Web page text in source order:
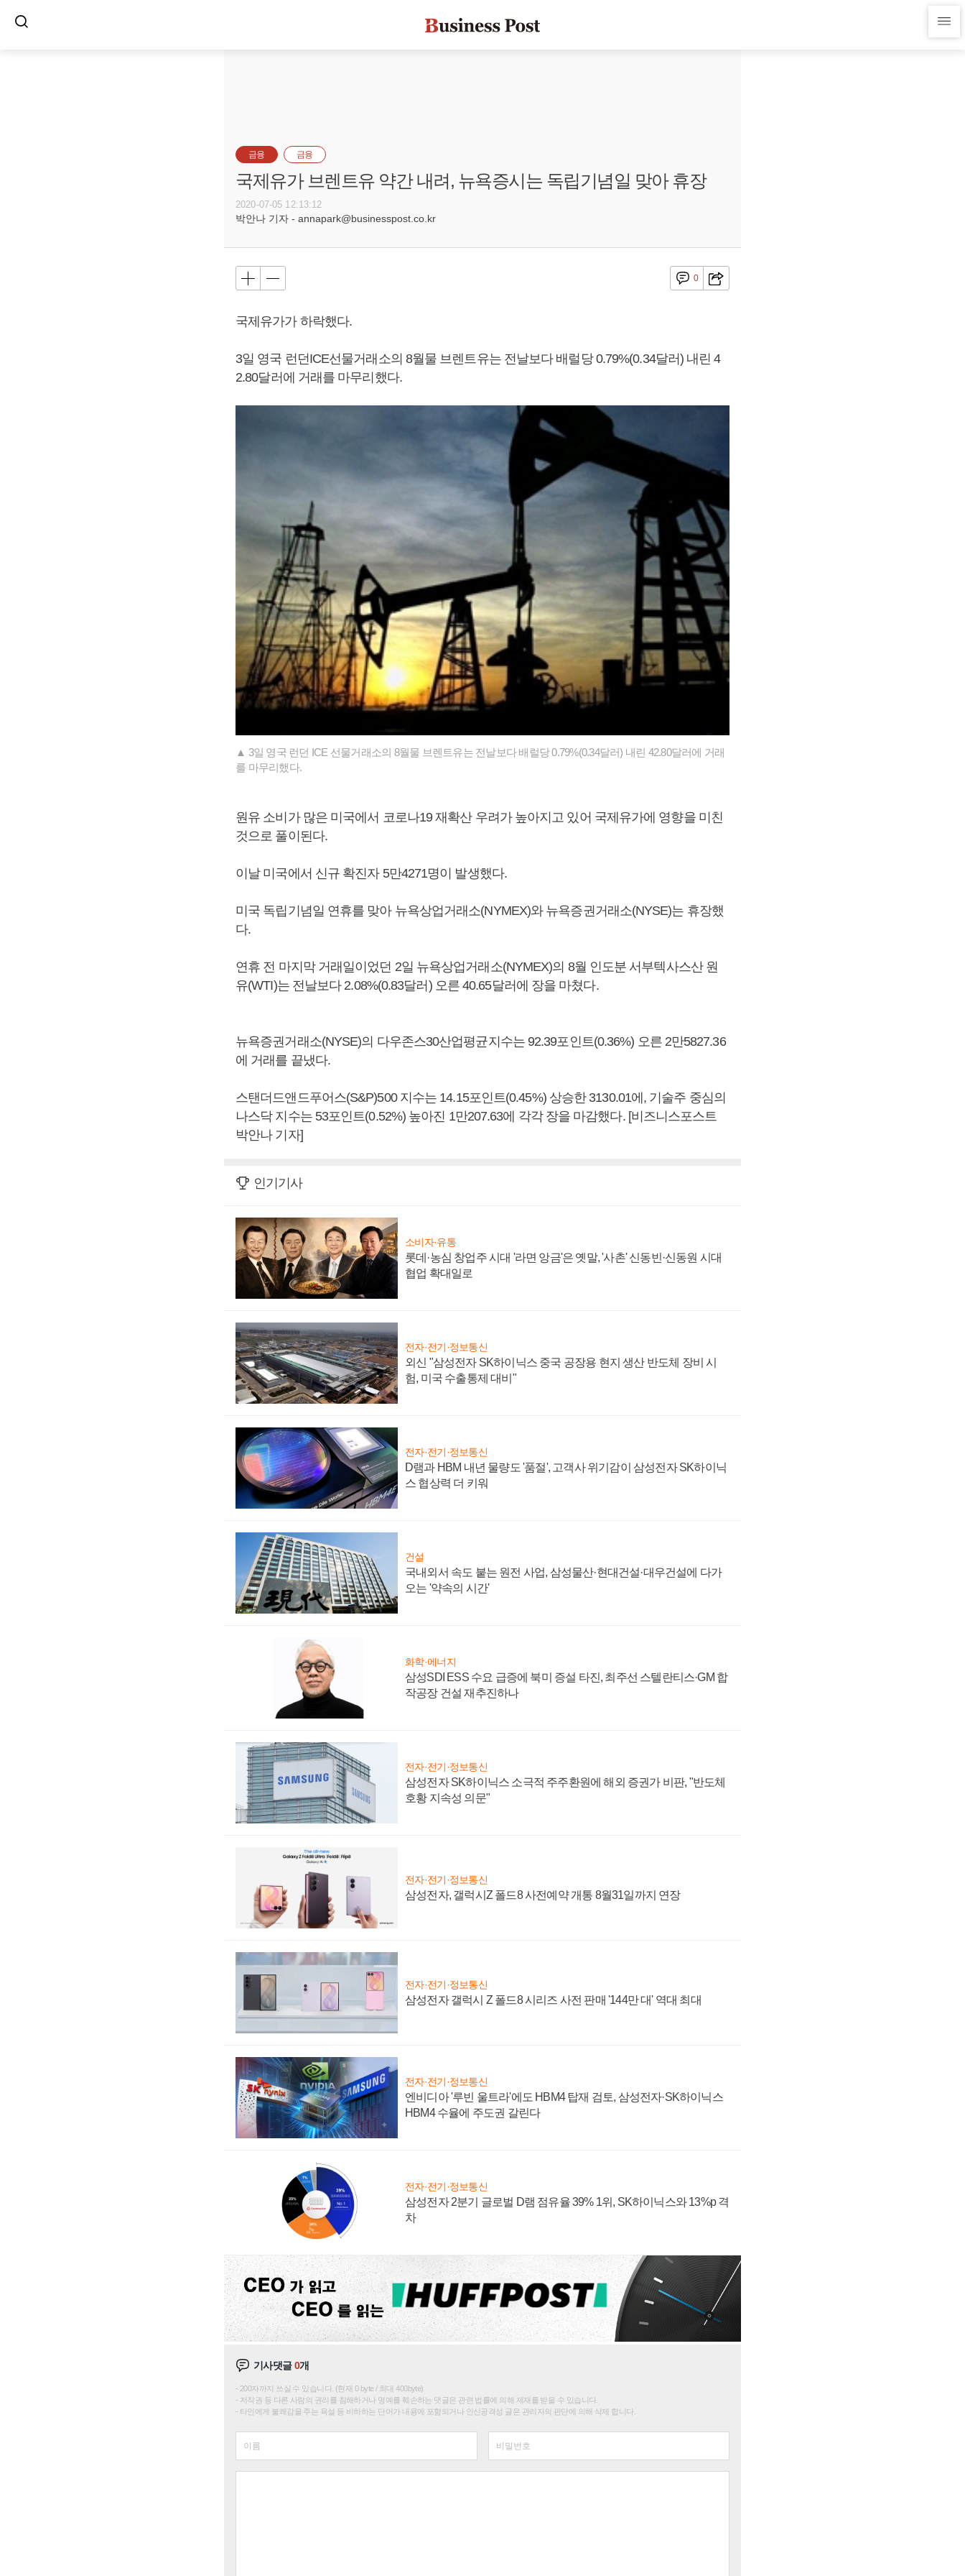
금융 금융
국제유가 브렌트유 약간 내려, 뉴욕증시는 독립기념일 맞아 휴장
2020-07-05 12:13:12
박안나 기자 - annapark@businesspost.co.kr
0
국제유가가 하락했다.
3일 영국 런던ICE선물거래소의 8월물 브렌트유는 전날보다 배럴당 0.79%(0.34달러) 내린 4
2.80달러에 거래를 마무리했다.
▲ 3일 영국 런던 ICE 선물거래소의 8월물 브렌트유는 전날보다 배럴당 0.79%(0.34달러) 내린 42.80달러에 거래
를 마무리했다.
원유 소비가 많은 미국에서 코로나19 재확산 우려가 높아지고 있어 국제유가에 영향을 미친
것으로 풀이된다.
이날 미국에서 신규 확진자 5만4271명이 발생했다.
미국 독립기념일 연휴를 맞아 뉴욕상업거래소(NYMEX)와 뉴욕증권거래소(NYSE)는 휴장했
다.
연휴 전 마지막 거래일이었던 2일 뉴욕상업거래소(NYMEX)의 8월 인도분 서부텍사스산 원
유(WTI)는 전날보다 2.08%(0.83달러) 오른 40.65달러에 장을 마쳤다.
뉴욕증권거래소(NYSE)의 다우존스30산업평균지수는 92.39포인트(0.36%) 오른 2만5827.36
에 거래를 끝냈다.
스탠더드앤드푸어스(S&P)500 지수는 14.15포인트(0.45%) 상승한 3130.01에, 기술주 중심의
나스닥 지수는 53포인트(0.52%) 높아진 1만207.63에 각각 장을 마감했다. [비즈니스포스트
박안나 기자]
인기기사
소비자·유통
롯데·농심 창업주 시대 '라면 앙금'은 옛말, '사촌' 신동빈·신동원 시대
협업 확대일로
전자·전기·정보통신
외신 "삼성전자 SK하이닉스 중국 공장용 현지 생산 반도체 장비 시
험, 미국 수출통제 대비"
전자·전기·정보통신
D램과 HBM 내년 물량도 '품절', 고객사 위기감이 삼성전자 SK하이닉
스 협상력 더 키워
건설
국내외서 속도 붙는 원전 사업, 삼성물산·현대건설·대우건설에 다가
오는 '약속의 시간'
화학·에너지
삼성SDI ESS 수요 급증에 북미 증설 타진, 최주선 스텔란티스·GM 합
작공장 건설 재추진하나
전자·전기·정보통신
삼성전자 SK하이닉스 소극적 주주환원에 해외 증권가 비판, "반도체
호황 지속성 의문"
전자·전기·정보통신
삼성전자, 갤럭시Z 폴드8 사전예약 개통 8월31일까지 연장
전자·전기·정보통신
삼성전자 갤럭시 Z 폴드8 시리즈 사전 판매 '144만 대' 역대 최대
전자·전기·정보통신
엔비디아 '루빈 울트라'에도 HBM4 탑재 검토, 삼성전자·SK하이닉스
HBM4 수율에 주도권 갈린다
전자·전기·정보통신
삼성전자 2분기 글로벌 D램 점유율 39% 1위, SK하이닉스와 13%p 격
차
기사댓글0개
200자까지 쓰실 수 있습니다. (현재 0 byte / 최대 400byte)
저작권 등 다른 사람의 권리를 침해하거나 명예를 훼손하는 댓글은 관련 법률에 의해 제재를 받을 수 있습니다.
타인에게 불쾌감을 주는 욕설 등 비하하는 단어가 내용에 포함되거나 인신공격성 글은 관리자의 판단에 의해 삭제 합니다.